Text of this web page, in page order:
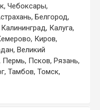
Чебоксары,
Белгород,
Калуга,
Киров,
Великий
Псков, Рязань,
Тамбов, Томск,